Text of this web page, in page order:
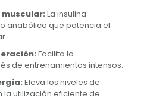
La insulina
anabólico que potencia el
Facilita la
de entrenamientos intensos.
Eleva los niveles de
utilización eficiente de